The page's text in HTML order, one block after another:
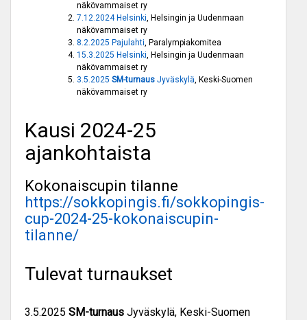
näkövammaiset ry
7.12.2024 Helsinki, Helsingin ja Uudenmaan
näkövammaiset ry
8.2.2025 Pajulahti, Paralympiakomitea
15.3.2025 Helsinki, Helsingin ja Uudenmaan
näkövammaiset ry
3.5.2025 SM-turnaus Jyväskylä, Keski-Suomen
näkövammaiset ry
Kausi 2024-25
ajankohtaista
Kokonaiscupin tilanne
https://sokkopingis.fi/sokkopingis-
cup-2024-25-kokonaiscupin-
tilanne/
Tulevat turnaukset
3.5.2025 SM-turnaus Jyväskylä, Keski-Suomen